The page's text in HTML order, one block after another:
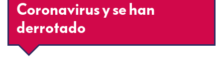
Coronavirus y se han
derrotado